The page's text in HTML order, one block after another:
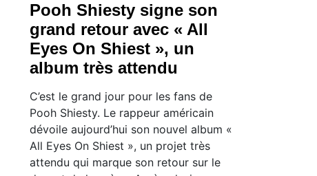
Pooh Shiesty signe son
grand retour avec « All
Eyes On Shiest », un
album très attendu
C’est le grand jour pour les fans de
Pooh Shiesty. Le rappeur américain
dévoile aujourd’hui son nouvel album «
All Eyes On Shiest », un projet très
attendu qui marque son retour sur le